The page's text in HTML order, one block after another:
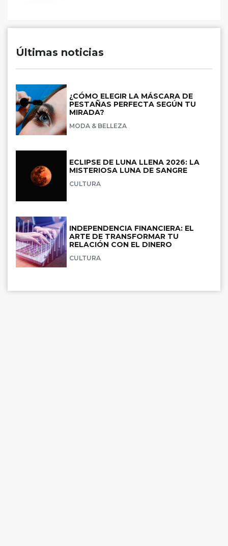
Últimas noticias
¿CÓMO ELEGIR LA MÁSCARA DE
PESTAÑAS PERFECTA SEGÚN TU
MIRADA?
MODA & BELLEZA
ECLIPSE DE LUNA LLENA 2026: LA
MISTERIOSA LUNA DE SANGRE
CULTURA
INDEPENDENCIA FINANCIERA: EL
ARTE DE TRANSFORMAR TU
RELACIÓN CON EL DINERO
CULTURA